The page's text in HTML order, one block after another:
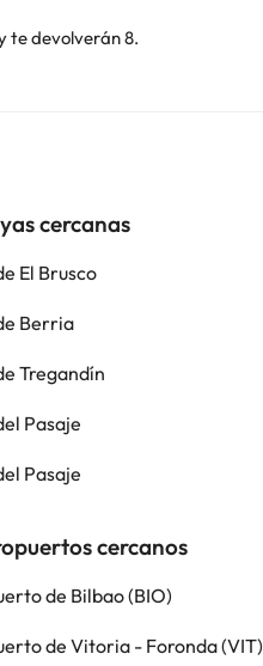
te devolverán 8.
cercanas
El Brusco
Berria
Tregandín
Pasaje
Pasaje
cercanos
de Bilbao (BIO)
de Vitoria - Foronda (VIT)